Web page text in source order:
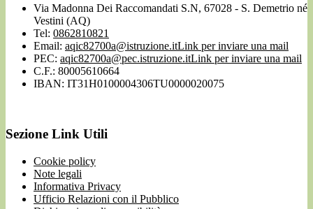
Via Madonna Dei Raccomandati S.N, 67028 - S. Demetrio né
Vestini (AQ)
Tel: 0862810821
Email: aqic82700a@istruzione.itLink per inviare una mail
PEC: aqic82700a@pec.istruzione.itLink per inviare una mail
C.F.: 80005610664
IBAN: IT31H0100004306TU0000020075
Sezione Link Utili
Cookie policy
Note legali
Informativa Privacy
Ufficio Relazioni con il Pubblico